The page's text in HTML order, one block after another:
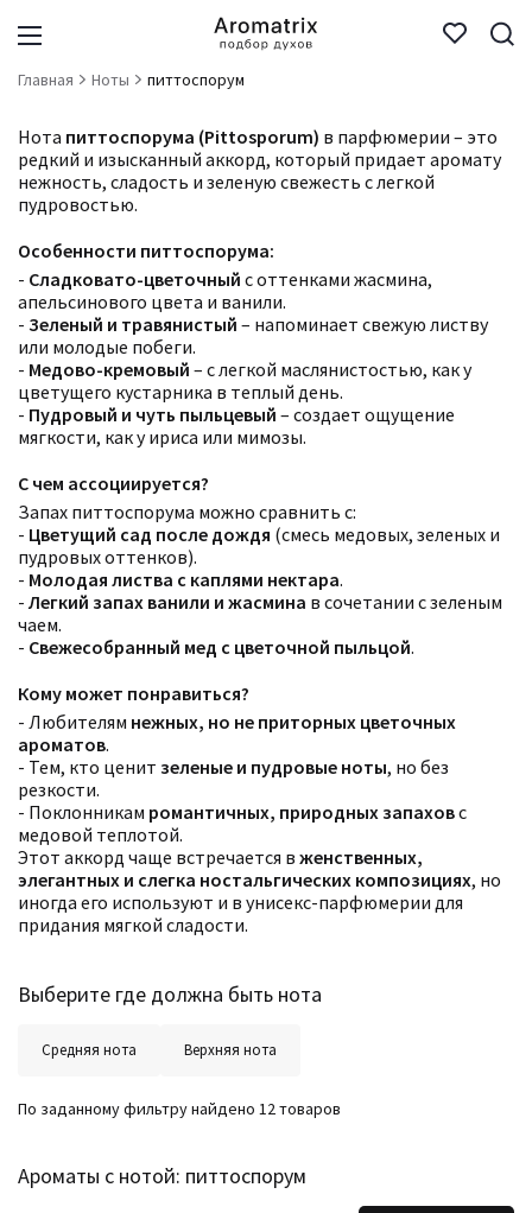
Главная Ноты питтоспорум
Нота питтоспорума (Pittosporum) в парфюмерии – это
редкий и изысканный аккорд, который придает аромату
нежность, сладость и зеленую свежесть с легкой
пудровостью.
Особенности питтоспорума:
- Сладковато-цветочный с оттенками жасмина,
апельсинового цвета и ванили.
- Зеленый и травянистый – напоминает свежую листву
или молодые побеги.
- Медово-кремовый – с легкой маслянистостью, как у
цветущего кустарника в теплый день.
- Пудровый и чуть пыльцевый – создает ощущение
мягкости, как у ириса или мимозы.
С чем ассоциируется?
Запах питтоспорума можно сравнить с:
- Цветущий сад после дождя (смесь медовых, зеленых и
пудровых оттенков).
- Молодая листва с каплями нектара.
- Легкий запах ванили и жасмина в сочетании с зеленым
чаем.
- Свежесобранный мед с цветочной пыльцой.
Кому может понравиться?
- Любителям нежных, но не приторных цветочных
ароматов.
- Тем, кто ценит зеленые и пудровые ноты, но без
резкости.
- Поклонникам романтичных, природных запаховс
медовой теплотой.
Этот аккорд чаще встречается в женственных,
элегантных и слегка ностальгических композициях, но
иногда его используют и в унисекс-парфюмерии для
придания мягкой сладости.
Выберите где должна быть нота
Средняя нота Верхняя нота
Ароматы с нотой: питтоспорум
По заданному фильтру найдено 12 товаров